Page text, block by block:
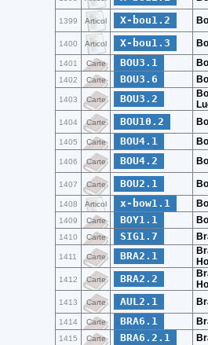
1399 Articol X-bou1.2
1400 Articol X-bou1.3
1401 Carte BOU3.1
1402 Carte BOU3.6
1403 Carte BOU3.2
1404 Carte BOU10.2
1405 Carte BOU4.1
1406 Carte BOU4.2
1407 Carte BOU2.1
1408 Articol x-bow1.1
1409 Carte BOY1.1
1410 Carte SIG1.7
1411 Carte BRA2.1
1412 Carte BRA2.2
1413 Carte AUL2.1
1414 Carte BRA6.1
1415 Carte BRA6.2.1